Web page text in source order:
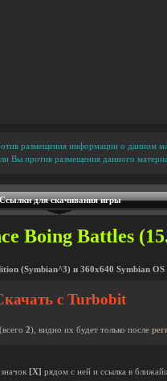
размещения информации о данном
Вы против размещения данного
Ссылки для скачивания игры
Boing Battles
(Symbian^3) и 360x640 Symbian OS
с Turbobit
2), видно их будет только после
[X] рядом с ней и ссылка в